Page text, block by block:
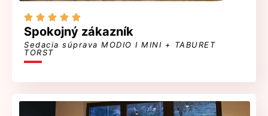
    
Spokojný zákazník
Sedacia súprava MODIO I MINI + TABURET
TORST